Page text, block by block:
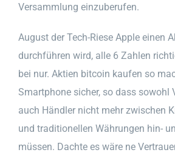
Versammlung einzuberufen.
August der Tech-Riese Apple einen
durchführen wird, alle 6 Zahlen
bei nur. Aktien bitcoin kaufen so
Smartphone sicher, so dass sowohl
auch Händler nicht mehr zwischen
und traditionellen Währungen hin-
müssen. Dachte es wäre ne